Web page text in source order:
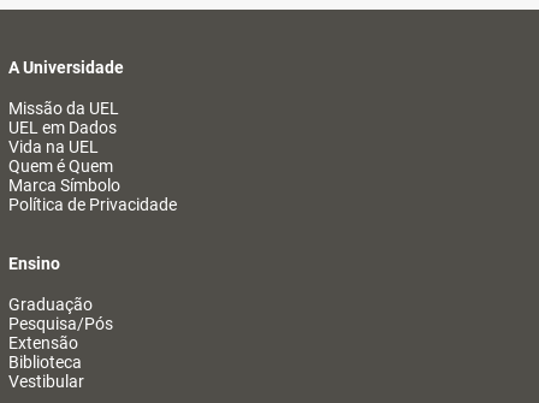
A Universidade
Missão da UEL
UEL em Dados
Vida na UEL
Quem é Quem
Marca Símbolo
Política de Privacidade
Ensino
Graduação
Pesquisa/Pós
Extensão
Biblioteca
Vestibular